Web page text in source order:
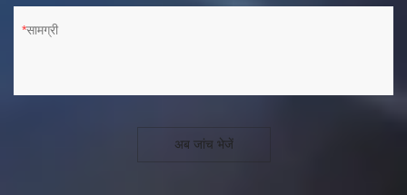
सामग्री
अब जांच भेजें